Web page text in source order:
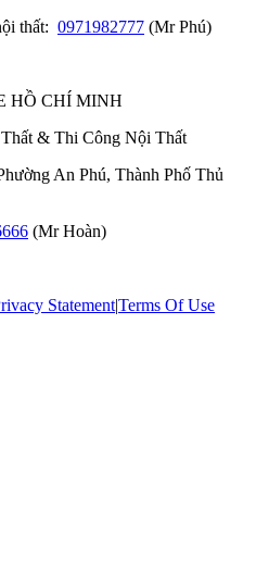
thất: 0971982777 (Mr Phú)
HỒ CHÍ MINH
& Thi Công Nội Thất
An Phú, Thành Phố Thủ
(Mr Hoàn)
Statement|Terms Of Use